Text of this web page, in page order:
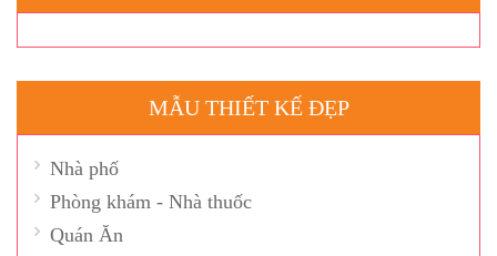
MẪU THIẾT KẾ ĐẸP
Nhà phố
Phòng khám - Nhà thuốc
Quán Ăn